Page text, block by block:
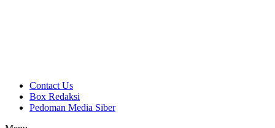
Contact Us
Box Redaksi
Pedoman Media Siber